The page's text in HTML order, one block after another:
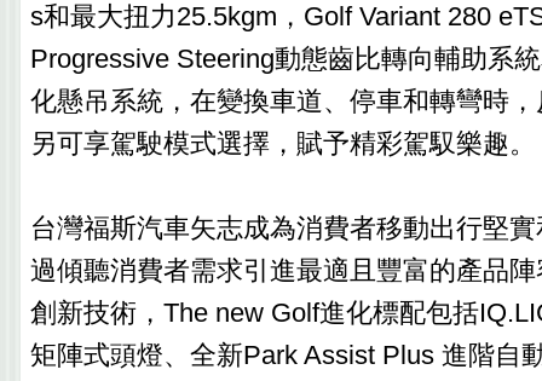
s和最大扭力25.5kgm，Golf Variant 280
Progressive Steering動態齒比轉向輔助系
化懸吊系統，在變換車道、停車和轉彎時
另可享駕駛模式選擇，賦予精彩駕馭樂趣。
台灣福斯汽車矢志成為消費者移動出行堅
過傾聽消費者需求引進最適且豐富的產品
創新技術，The new Golf進化標配包括
矩陣式頭燈、全新Park Assist Plus 進階自